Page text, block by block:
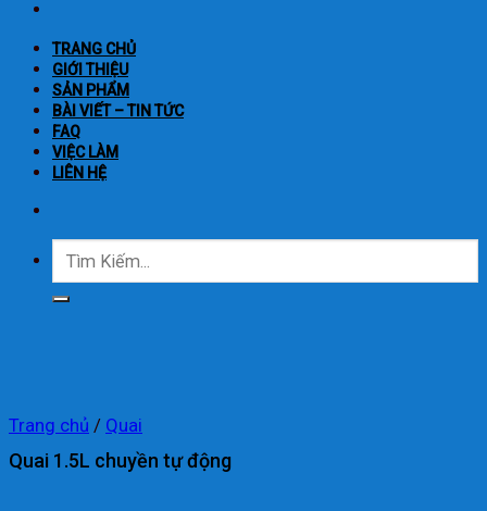
TRANG CHỦ
GIỚI THIỆU
SẢN PHẨM
BÀI VIẾT – TIN TỨC
FAQ
VIỆC LÀM
LIÊN HỆ
kiếm:
Trang chủ / Quai
Quai 1.5L chuyền tự động